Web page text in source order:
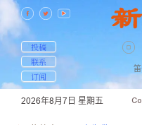
投稿
联系
订阅
2026年8月7日 星期五